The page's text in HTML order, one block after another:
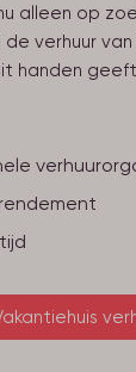
alleen op
verhuur
handen